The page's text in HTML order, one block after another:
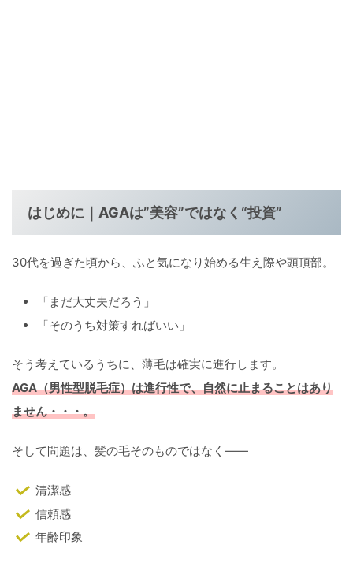
はじめに｜AGAは”美容”ではなく“投資”
30代を過ぎた頃から、ふと気になり始める生え際や頭頂部。
「まだ大丈夫だろう」
「そのうち対策すればいい」
そう考えているうちに、薄毛は確実に進行します。
AGA（男性型脱毛症）は進行性で、自然に止まることはあり
ません・・・。
そして問題は、髪の毛そのものではなく――
清潔感
信頼感
年齢印象